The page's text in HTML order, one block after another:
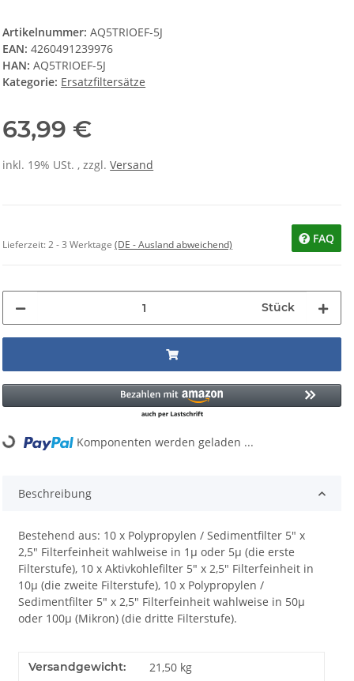
Artikelnummer:AQ5TRIOEF-5J
EAN: 4260491239976
HAN: AQ5TRIOEF-5J
Kategorie: Ersatzfiltersätze
63,99 €
inkl. 19% USt. , zzgl.Versand
Lieferzeit:2 - 3 Werktage(DE - Ausland abweichend) FAQ
Stück
Loading... Komponenten werden geladen ...
Beschreibung
Bestehend aus: 10 x Polypropylen / Sedimentfilter 5" x
2,5" Filterfeinheit wahlweise in 1µ oder 5µ (die erste
Filterstufe), 10 x Aktivkohlefilter 5" x 2,5" Filterfeinheit in
10µ (die zweite Filterstufe), 10 x Polypropylen /
Sedimentfilter 5" x 2,5" Filterfeinheit wahlweise in 50µ
oder 100µ (Mikron) (die dritte Filterstufe).
Versandgewicht: 21,50 kg